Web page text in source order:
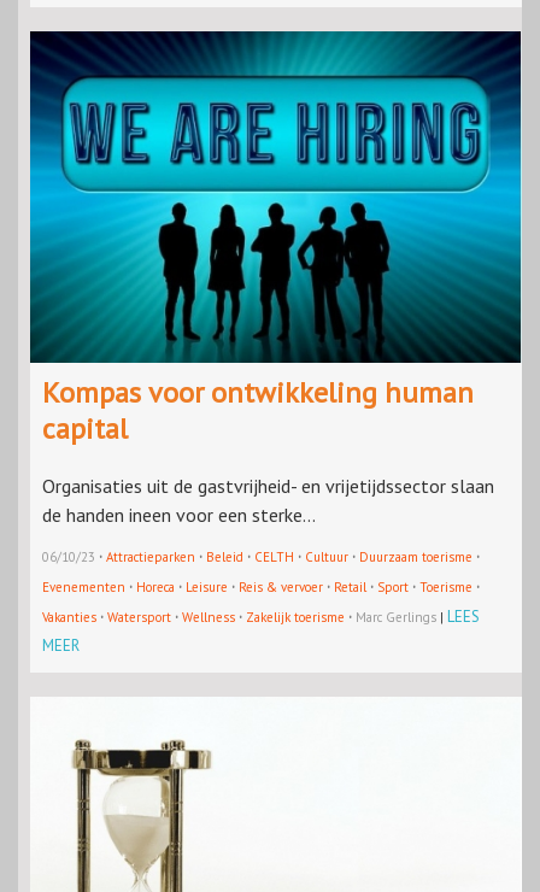
Kompas voor ontwikkeling human
capital
Organisaties uit de gastvrijheid- en vrijetijdssector slaan
de handen ineen voor een sterke...
06/10/23 · Attractieparken · Beleid · CELTH · Cultuur · Duurzaam toerisme ·
Evenementen · Horeca · Leisure · Reis & vervoer · Retail · Sport · Toerisme ·
Vakanties · Watersport · Wellness · Zakelijk toerisme · Marc Gerlings | LEES
MEER